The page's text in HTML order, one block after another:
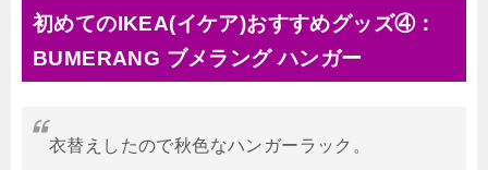
初めてのIKEA(イケア)おすすめグッズ④：
BUMERANG ブメラング ハンガー
衣替えしたので秋色なハンガーラック。